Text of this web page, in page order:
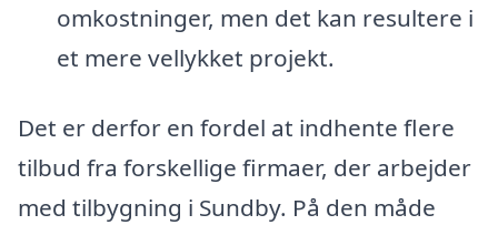
omkostninger, men det kan resultere i
et mere vellykket projekt.
Det er derfor en fordel at indhente flere
tilbud fra forskellige firmaer, der arbejder
med tilbygning i Sundby. På den måde